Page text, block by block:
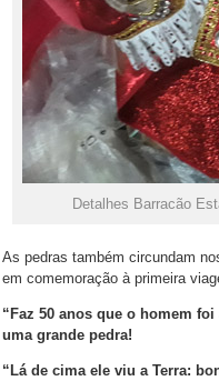
Detalhes Barracão
As pedras também circundam
em comemoração à primeira
“Faz 50 anos que o homem
uma grande pedra!
“Lá de cima ele viu a Terra: